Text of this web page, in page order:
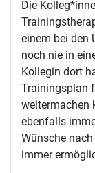
Die
einem bei den
noch nie in
Kollegin dort
Trainingsplan
weitermachen
ebenfalls
Wünsche
immer